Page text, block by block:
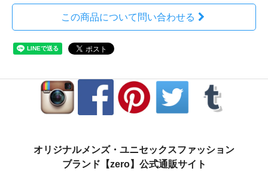
この商品について問い合わせる
オリジナルメンズ・ユニセックスファッション
ブランド【zero】公式通販サイト